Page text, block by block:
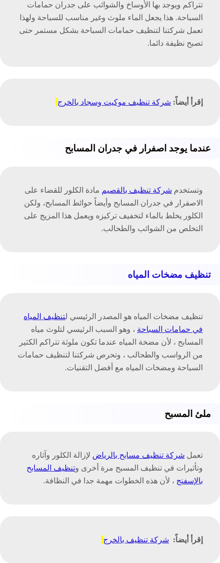
تتراكم ويوجد بها الأوساخ والشوائب على جدران حمامات
السباحة. هذا يجعل الماء ملوث وغير مناسب للسباحة ولهذا
تعمل شركتنا لتنظيف حمامات السباحة بشكل مستمر حتى
تصبح نظيفة دائما.
إقرأ أيضاً: شركة تنظيف موكيت وسجاد بالخرج
عندما يوجد اصفرار في جدران المسابح
وتستخدم شركة تنظيف بالقصيم مادة الكلور للقضاء على
الاصفرار في جدران المسابح وأيضاً حوائط المسابح، ولكن
الكلور يخلط بالماء لتخفيف تركيزه ويعمل هذا المزيج على
التخلص من الشوائب والطحالب.
تنظيف مضخات المياه
تنظيف مضخات المياه هو المصدر الرئيسي لتنظيف المياه
في حمامات السباحة ، وهو السبب الرئيسي لتلوث مياه
المسابح ، لأن مضخة المياه عندما تكون ملوثة تتراكم الكثير
من الرواسب والطحالب ، وتحرص شركتنا لتنظيف حمامات
السباحة ومضخات المياه مع أفضل التقنيات.
ملئ المسبح
تعمل شركة تنظيف مسابح بالرياض لإزالة الكلور وآثاره
وتأثيرات في تنظيف المسبح مرة أخرى وتنظيف المسابح
بالإسفنج ، لأن هذه الخطوات مهمة جدا في النظافة.
إقرأ أيضاً: شركة تنظيف بالخرج